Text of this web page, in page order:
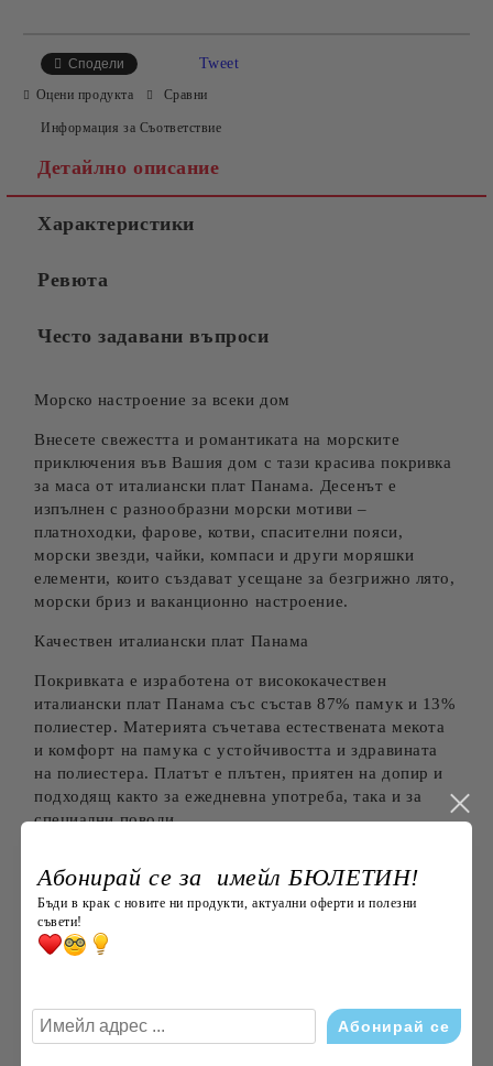
Ние ще се свържем с вас в рамките на работния ден.
Сподели Tweet
Оцени продукта Сравни
Информация за Съответствие
Детайлно описание
Характеристики
Ревюта
Често задавани въпроси
Морско настроение за всеки дом
Внесете свежестта и романтиката на морските
приключения във Вашия дом с тази красива покривка
за маса от италиански плат Панама. Десенът е
изпълнен с разнообразни морски мотиви –
платноходки, фарове, котви, спасителни пояси,
морски звезди, чайки, компаси и други моряшки
елементи, които създават усещане за безгрижно лято,
морски бриз и ваканционно настроение.
Качествен италиански плат Панама
Покривката е изработена от висококачествен
италиански плат Панама със състав 87% памук и 13%
полиестер. Материята съчетава естествената мекота
и комфорт на памука с устойчивостта и здравината
на полиестера. Платът е плътен, приятен на допир и
подходящ както за ежедневна употреба, така и за
специални поводи.
Изработена от качествен италиански плат
Панама
Състав: 87% памук / 13% полиестер
елементи
Абонирай се за имейл БЮЛЕТИН!
Бъди в крак с новите ни продукти, актуални оферти и полезни
съвети!